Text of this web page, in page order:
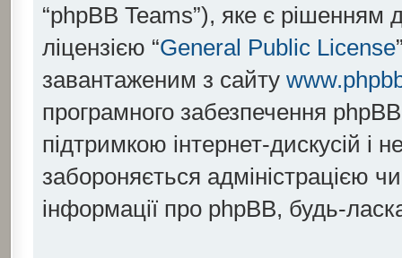
“phpBB Teams”), яке є
ліцензією “General Public License
завантаженим з сайту
програмного забезпечення
підтримкою інтернет-дискусій
забороняється адміністрацією
інформації про phpBB, будь-